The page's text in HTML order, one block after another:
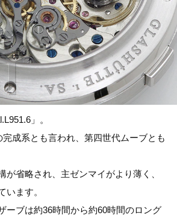
」。
完成系とも言われ、第四世代ムーブとも
が省略され、主ゼンマイがより薄く、
います。
ーブは約36時間から約60時間のロング